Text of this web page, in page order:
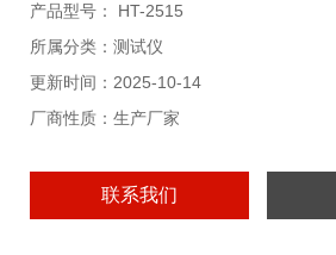
便在各种应用中采取适当的安全措施。
产品型号： HT-2515
所属分类：测试仪
更新时间：2025-10-14
厂商性质：生产厂家
联系我们